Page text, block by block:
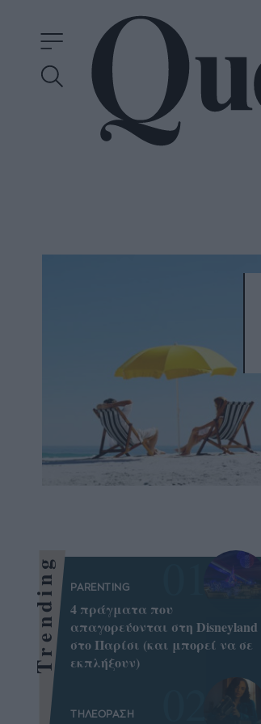
Trending PARENTING
4 πράγματα που
απαγορεύονται στη Disneyland
στο Παρίσι (και μπορεί να σε
εκπλήξουν)
ΤΗΛΕΟΡΑΣΗ